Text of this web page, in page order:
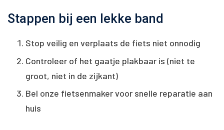
Stappen bij een lekke band
Stop veilig en verplaats de fiets niet onnodig
Controleer of het gaatje plakbaar is (niet te
groot, niet in de zijkant)
Bel onze fietsenmaker voor snelle reparatie aan
huis